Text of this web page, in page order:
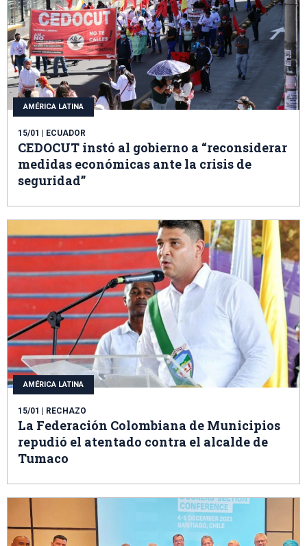
AMÉRICA LATINA
15/01 | ECUADOR
CEDOCUT instó al gobierno a “reconsiderar
medidas económicas ante la crisis de
seguridad”
AMÉRICA LATINA
15/01 | RECHAZO
La Federación Colombiana de Municipios
repudió el atentado contra el alcalde de
Tumaco